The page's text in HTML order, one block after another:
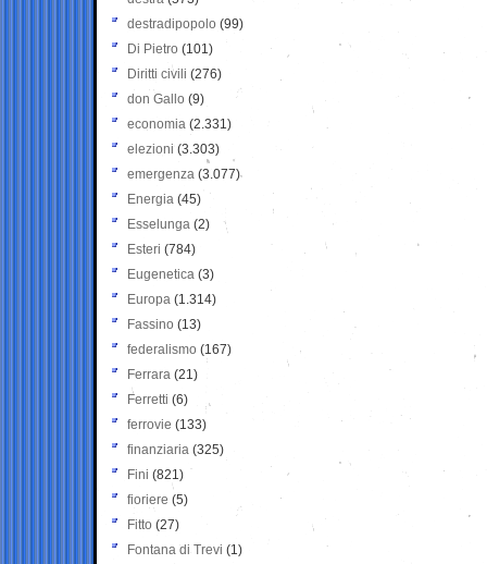
destradipopolo (99)
Di Pietro (101)
Diritti civili (276)
don Gallo (9)
economia (2.331)
elezioni (3.303)
emergenza (3.077)
Energia (45)
Esselunga (2)
Esteri (784)
Eugenetica (3)
Europa (1.314)
Fassino (13)
federalismo (167)
Ferrara (21)
Ferretti (6)
ferrovie (133)
finanziaria (325)
Fini (821)
fioriere (5)
Fitto (27)
Fontana di Trevi (1)